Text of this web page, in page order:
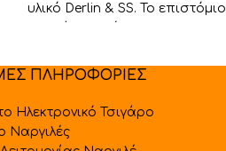
υλικό Derlin & SS. Το επιστόμιο
ΠΛΗΡΟΦΟΡΙΕΣ
το Ηλεκτρονικό Τσιγάρο
ο Ναργιλές